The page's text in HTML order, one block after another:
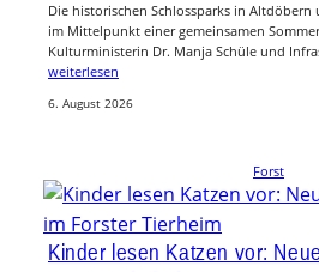
Die historischen Schlossparks in Altdöbern
im Mittelpunkt einer gemeinsamen
Kulturministerin Dr. Manja Schüle und
weiterlesen
6. August 2026
Forst
Kinder lesen Katzen vor: